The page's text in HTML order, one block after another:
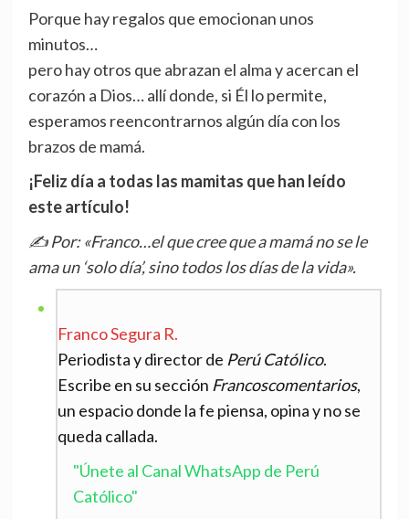
Porque hay regalos que emocionan unos
minutos…
pero hay otros que abrazan el alma y acercan el
corazón a Dios… allí donde, si Él lo permite,
esperamos reencontrarnos algún día con los
brazos de mamá.
¡Feliz día a todas las mamitas que han leído
este artículo!
✍️ Por: «Franco…el que cree que a mamá no se le
ama un ‘solo día’, sino todos los días de la vida».
Franco Segura R.
Periodista y director de Perú Católico.
Escribe en su sección Francoscomentarios,
un espacio donde la fe piensa, opina y no se
queda callada.
"Únete al Canal WhatsApp de Perú
Católico"